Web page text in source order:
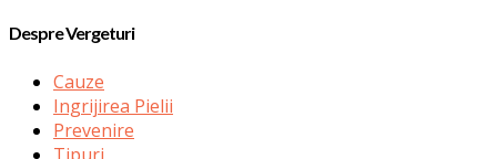
Despre Vergeturi
Cauze
Ingrijirea Pielii
Prevenire